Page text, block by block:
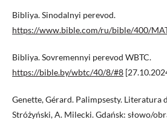
Bibliya. Sinodalnyi perevod.
https://www.bible.com/ru/bible/400/
Bibliya. Sovremennyi perevod WBTC.
https://bible.by/wbtc/40/8/#8
Genette, Gérard. Palimpsesty. Literatura
Stróżyński, A. Milecki. Gdańsk: słowo/